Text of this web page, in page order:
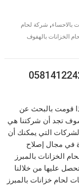
بالاحساء, شركة لحام
الخزانات بالهفوف
قومت بالبحث عن
تجد أن شركتنا هي
التي يمكنك أن
في مجال إصلاح
الخزانات بالمبرز
عليها من خلالنا
لحام خزانات بالمبرز